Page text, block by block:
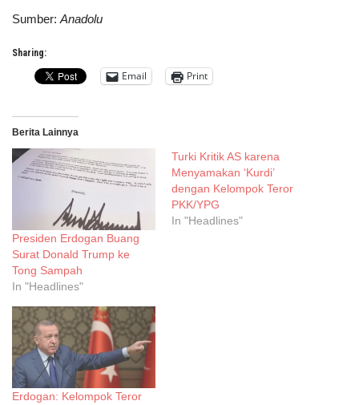
Sumber: Anadolu
Sharing:
Email Print
Berita Lainnya
Presiden Erdogan Buang
Surat Donald Trump ke
Tong Sampah
In "Headlines"
Turki Kritik AS karena
Menyamakan ‘Kurdi’
dengan Kelompok Teror
PKK/YPG
In "Headlines"
Erdogan: Kelompok Teror